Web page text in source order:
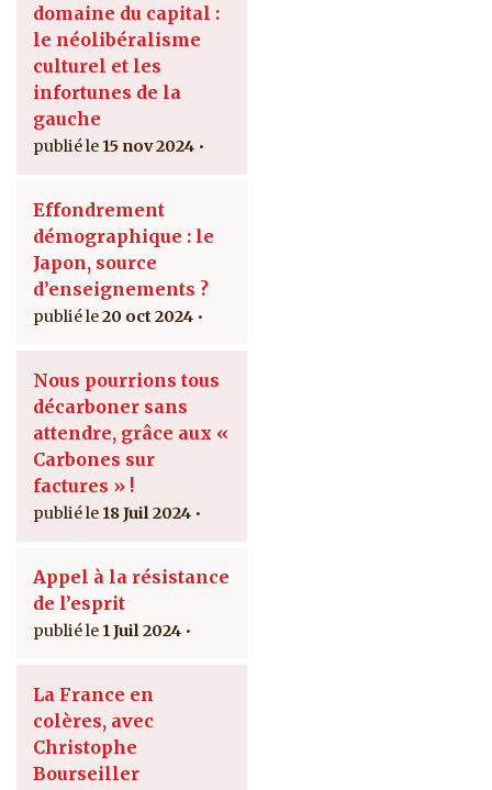
domaine du capital :
le néolibéralisme
culturel et les
infortunes de la
gauche
15 nov 2024
Effondrement
démographique : le
Japon, source
d’enseignements ?
20 oct 2024
Nous pourrions tous
décarboner sans
attendre, grâce aux «
Carbones sur
factures » !
18 Juil 2024
Appel à la résistance
de l’esprit
1 Juil 2024
La France en
colères, avec
Christophe
Bourseiller